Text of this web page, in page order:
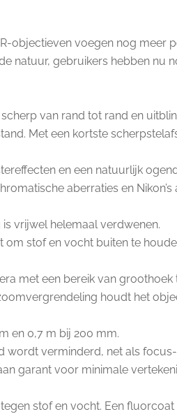
objectieven voegen nog
natuur, gebruikers hebben
van rand tot rand en
Met een kortste
en een natuurlijk
aberraties en
vrijwel helemaal verdwenen.
om stof en vocht buiten te
met een bereik van
houdt het
en 0,7 m bij 200 mm.
wordt verminderd, net als
garant voor minimale
stof en vocht. Een